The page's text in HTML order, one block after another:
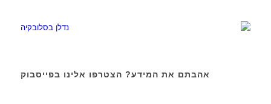
אהבתם את המידע? הצטרפו אלינו בפייסבוק